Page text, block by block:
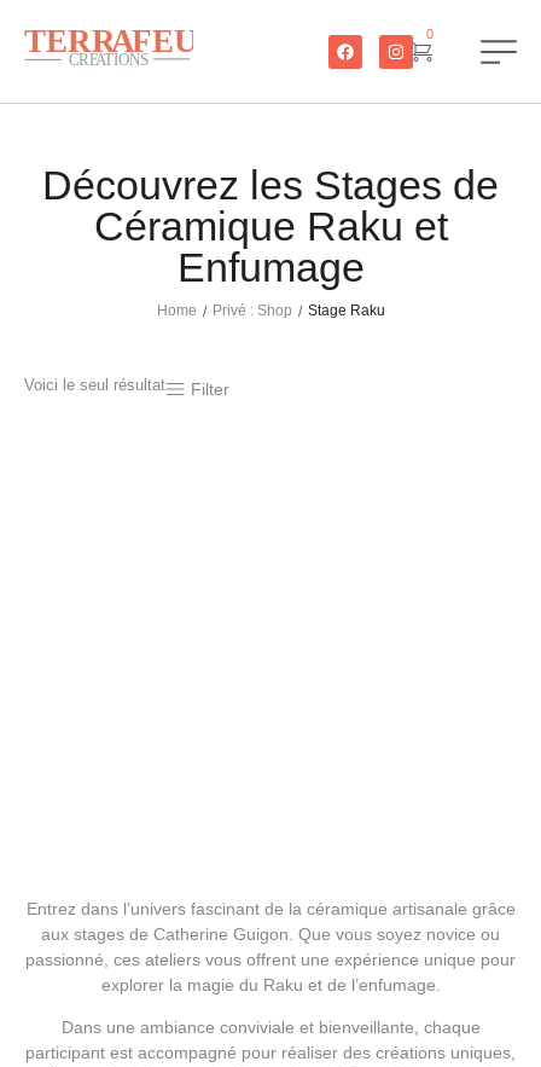
0
Découvrez les Stages de
Céramique Raku et
Enfumage
Home / Privé : Shop / Stage Raku
Entrez dans l’univers fascinant de la céramique artisanale grâce
aux stages de Catherine Guigon. Que vous soyez novice ou
passionné, ces ateliers vous offrent une expérience unique pour
explorer la magie du Raku et de l’enfumage.
Dans une ambiance conviviale et bienveillante, chaque
participant est accompagné pour réaliser des créations uniques,
Filter
Voici le seul résultat